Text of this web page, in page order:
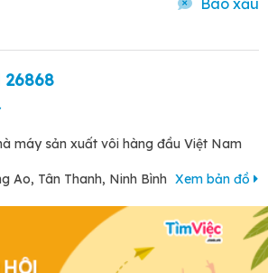
Báo xấu
26868
máy sản xuất vôi hàng đầu Việt Nam
Ao, Tân Thanh, Ninh Bình Xem bản đồ